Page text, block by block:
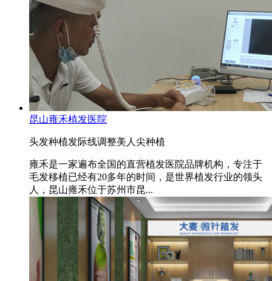
昆山雍禾植发医院
头发种植发际线调整美人尖种植
雍禾是一家遍布全国的直营植发医院品牌机构，专注于
毛发移植已经有20多年的时间，是世界植发行业的领头
人，昆山雍禾位于苏州市昆...